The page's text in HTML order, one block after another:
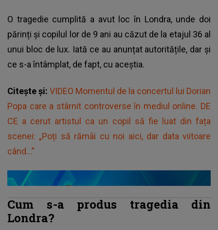
O tragedie cumplită a avut loc în Londra, unde doi
părinți și copilul lor de 9 ani au căzut de la etajul 36 al
unui bloc de lux. Iată ce au anunțat autoritățile, dar și
ce s-a întâmplat, de fapt, cu aceștia.
Citește și: VIDEO Momentul de la concertul lui Dorian
Popa care a stârnit controverse în mediul online. DE
CE a cerut artistul ca un copil să fie luat din fața
scenei: „Poți să rămâi cu noi aici, dar data viitoare
când...”
Cum s-a produs tragedia din
Londra?